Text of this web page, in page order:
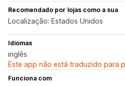
Recomendado por lojas como a sua
Localização: Estados Unidos
Idiomas
inglês
Este app não está traduzido para
Funciona com